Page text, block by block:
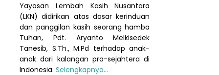
Yayasan Lembah Kasih Nusantara
(LKN) didirikan atas dasar kerinduan
dan panggilan kasih seorang hamba
Tuhan, Pdt. Aryanto Melkisedek
Tanesib, S.Th., M.Pd terhadap anak-
anak dari kalangan pra-sejahtera di
Indonesia. Selengkapnya…